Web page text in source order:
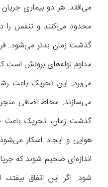
می‌افتد. هر دو بیماری
مداوم لوله‌های برونش است
می‌برد. این تحریک باعث
می‌سازند. مخاط اضافی
گذشت زمان، تحریک باعث
هوایی و ایجاد اسکار
اندازه‌ای ضخیم شوند که
شود. اگر این اتفاق